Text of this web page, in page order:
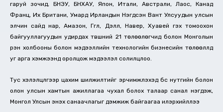
гаруй зочид, БНЭУ, БНХАУ, Япон, Итали, Австрали, Лаос, Канад
Франц, Их Британи, Умард Ирландын Нэгдсэн Вант Улсуудын улсын
элчин сайд нар, Амазон, Гүүгл, Дэлл, Навер, Хуавей гэх томоохон
байгууллагуудын удирдах түвшний 21 төлөөлөгчид болон Монголын
үүрэн холбооны болон мэдээллийн технологийн бизнесийн төлөөллүүд
уг арга хэмжээнд оролцож мэдээлэл солилцлоо.
Тус хэлэлцүүлгээр цахим шилжилтийг эрчимжүүлэхэд бүс нутгийн болон
олон улсын хамтын ажиллагаа чухал болох талаар санал нэгдэж,
Монгол Улсын энэхүү санаачлагыг дэмжиж байгаагаа илэрхийллээ